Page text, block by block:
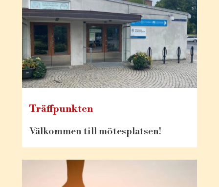
Träffpunkten
Välkommen till mötesplatsen!